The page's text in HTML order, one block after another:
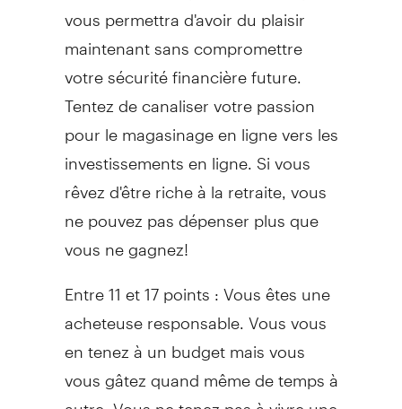
vous permettra d'avoir du plaisir
maintenant sans compromettre
votre sécurité financière future.
Tentez de canaliser votre passion
pour le magasinage en ligne vers les
investissements en ligne. Si vous
rêvez d'être riche à la retraite, vous
ne pouvez pas dépenser plus que
vous ne gagnez!
Entre 11 et 17 points : Vous êtes une
acheteuse responsable. Vous vous
en tenez à un budget mais vous
vous gâtez quand même de temps à
autre. Vous ne tenez pas à vivre une